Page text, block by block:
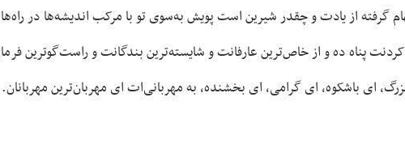
گرفته از یادت و چقدر شیرین است پویش به‌سوی تو با مرکب اندیشه‌ها
پناه ده و از خاص‌ترین عارفانت و شایسته‌ترین بندگانت و راست‌گوترین
ای باشکوه، ای گرامی، ای بخشنده، به مهربانی‌ات ای مهربان‌ترین مهربانان.